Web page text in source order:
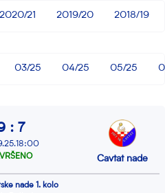
2020/21 2019/20 2018/19
03/25 04/25 05/25
nade 1. kolo
: 7
Cavtat nade